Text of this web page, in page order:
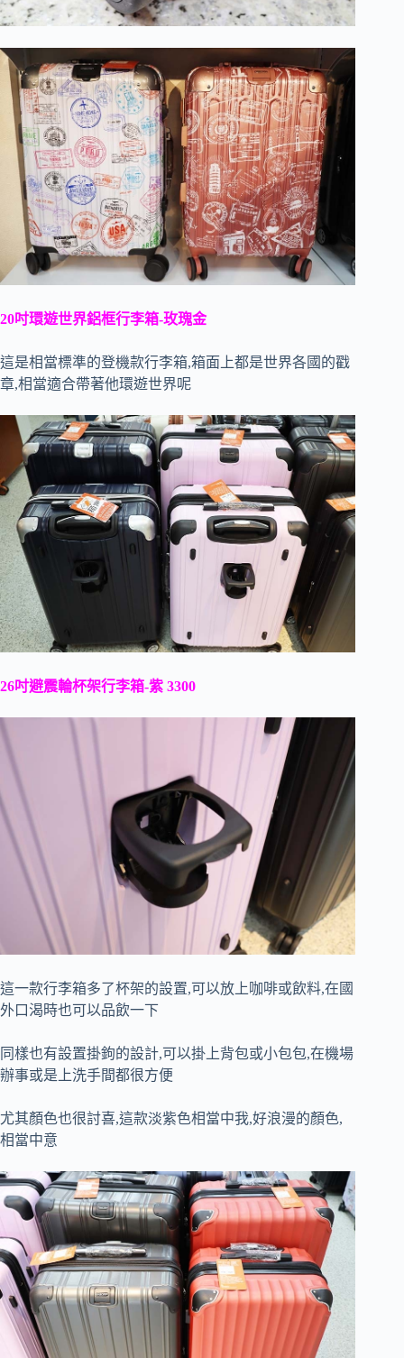
20吋環遊世界鋁框行李箱-玫瑰金
這是相當標準的登機款行李箱,箱面上都是世界各國的戳
章,相當適合帶著他環遊世界呢
26吋避震輪杯架行李箱-紫 3300
這一款行李箱多了杯架的設置,可以放上咖啡或飲料,在國
外口渴時也可以品飲一下
同樣也有設置掛鉤的設計,可以掛上背包或小包包,在機場
辦事或是上洗手間都很方便
尤其顏色也很討喜,這款淡紫色相當中我,好浪漫的顏色,
相當中意